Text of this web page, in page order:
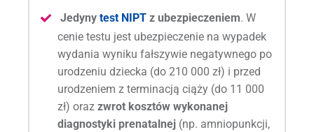
Jedyny test NIPT z ubezpieczeniem. W
cenie testu jest ubezpieczenie na wypadek
wydania wyniku fałszywie negatywnego po
urodzeniu dziecka (do 210 000 zł) i przed
urodzeniem z terminacją ciąży (do 11 000
zł) oraz zwrot kosztów wykonanej
diagnostyki prenatalnej (np. amniopunkcji,